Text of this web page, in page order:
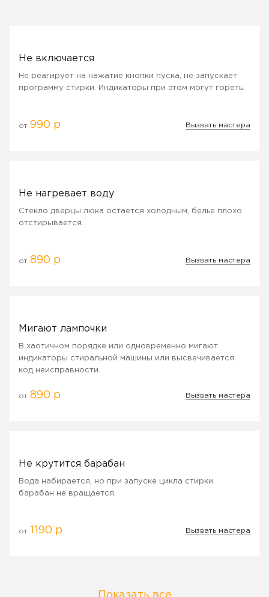
Не включается
Не реагирует на нажатие кнопки пуска, не запускает
программу стирки. Индикаторы при этом могут гореть.
от 990 р Вызвать мастера
Не нагревает воду
Стекло дверцы люка остается холодным, белье плохо
отстирывается.
от 890 р Вызвать мастера
Мигают лампочки
В хаотичном порядке или одновременно мигают
индикаторы стиральной машины или высвечивается
код неисправности.
от 890 р Вызвать мастера
Не крутится барабан
Вода набирается, но при запуске цикла стирки
барабан не вращается.
от 1190 р Вызвать мастера